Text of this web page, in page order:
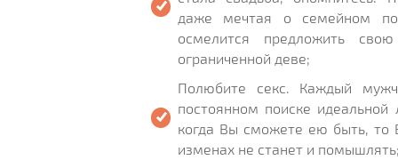
даже мечтая о семейном
осмелится предложить
ограниченной деве;
Полюбите секс. Каждый
постоянном поиске
когда Вы сможете ею быть, то
изменах не станет и